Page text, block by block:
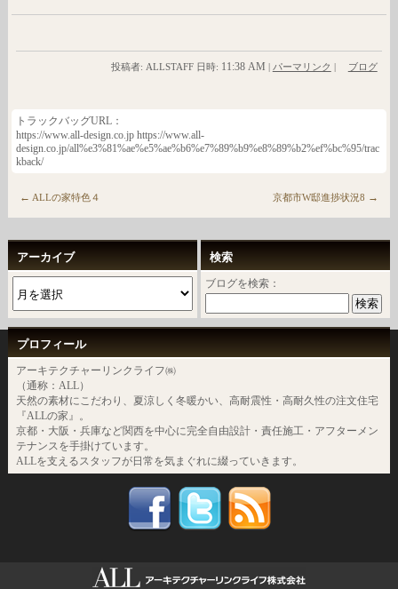
投稿者: ALLSTAFF 日時: 11:38 AM | パーマリンク | ブログ
トラックバッグURL：
https://www.all-design.co.jp https://www.all-
design.co.jp/all%e3%81%ae%e5%ae%b6%e7%89%b9%e8%89%b2%ef%bc%95/trac
kback/
← ALLの家特色４ 京都市W邸進捗状況8 →
アーカイブ 検索
ブログを検索：
プロフィール
アーキテクチャーリンクライフ㈱
（通称：ALL）
天然の素材にこだわり、夏涼しく冬暖かい、高耐震性・高耐久性の注文住宅
『ALLの家』。
京都・大阪・兵庫など関西を中心に完全自由設計・責任施工・アフターメン
テナンスを手掛けています。
ALLを支えるスタッフが日常を気まぐれに綴っていきます。